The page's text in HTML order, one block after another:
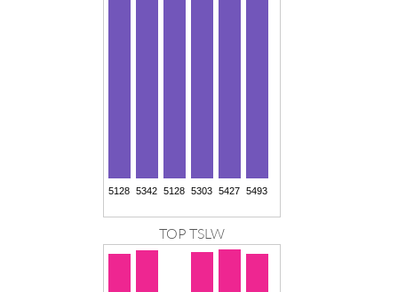
TOP TSLW